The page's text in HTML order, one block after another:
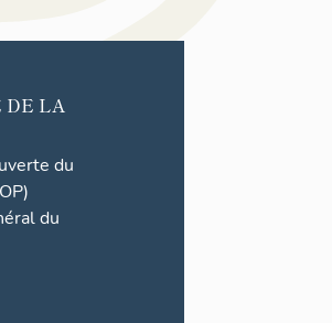
DE LA
du
du